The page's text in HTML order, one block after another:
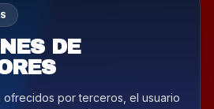
DE
ofrecidos por terceros, el usuario